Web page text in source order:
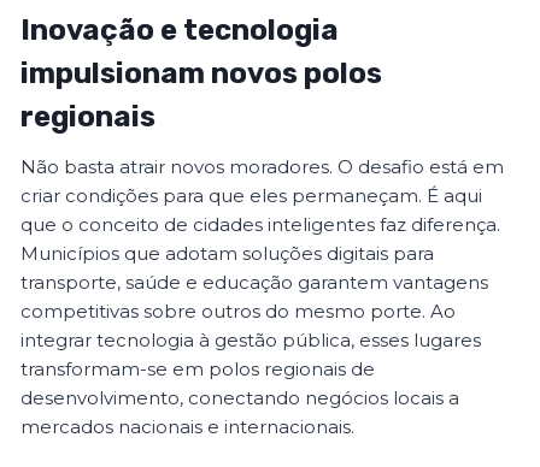
Inovação e tecnologia
impulsionam novos polos
regionais
Não basta atrair novos moradores. O desafio está em
criar condições para que eles permaneçam. É aqui
que o conceito de cidades inteligentes faz diferença.
Municípios que adotam soluções digitais para
transporte, saúde e educação garantem vantagens
competitivas sobre outros do mesmo porte. Ao
integrar tecnologia à gestão pública, esses lugares
transformam-se em polos regionais de
desenvolvimento, conectando negócios locais a
mercados nacionais e internacionais.